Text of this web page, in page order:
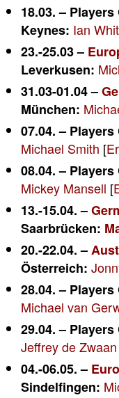
18.03. –
Keynes: Ian
23.-25.03 –
Leverkusen:
31.03-01.04 –
München:
07.04. –
Michael Smith [
08.04. –
Mickey Mansell [
13.-15.04. –
Saarbrücken:
20.-22.04. –
Österreich:
28.04. –
Michael van
29.04. –
Jeffrey de Zwaan
04.-06.05. –
Sindelfingen: